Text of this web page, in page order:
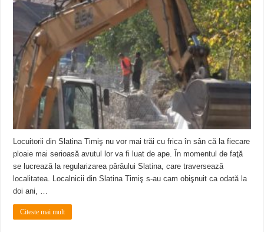
Locuitorii din Slatina Timiş nu vor mai trăi cu frica în sân că la fiecare
ploaie mai serioasă avutul lor va fi luat de ape. În momentul de faţă
se lucrează la regularizarea pârâului Slatina, care traversează
localitatea. Localnicii din Slatina Timiş s-au cam obişnuit ca odată la
doi ani, …
Citeste mai mult